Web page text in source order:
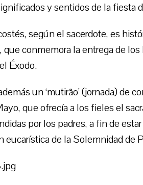
y sentidos de la fiesta
según el sacerdote, es
que conmemora la entrega de
Éxodo.
un ‘mutirão’ (jornada) de
que ofrecía a los fieles el
por los padres, a fin de
eucarística de la Solemnidad de